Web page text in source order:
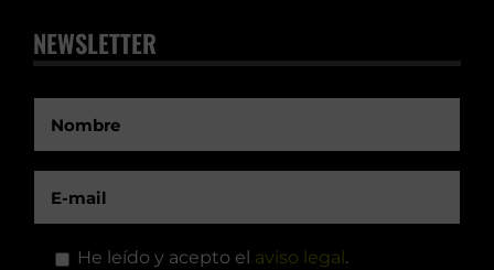
NEWSLETTER
He leído y acepto el aviso legal .